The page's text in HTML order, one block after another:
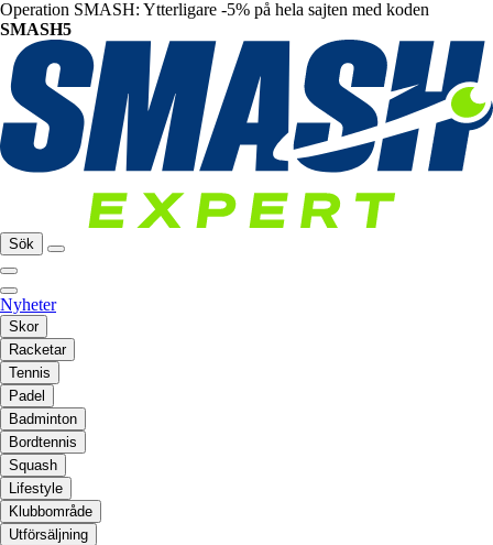
Operation SMASH: Ytterligare -5% på hela sajten med koden
SMASH5
Sök
Nyheter
Skor
Racketar
Tennis
Padel
Badminton
Bordtennis
Squash
Lifestyle
Klubbområde
Utförsäljning